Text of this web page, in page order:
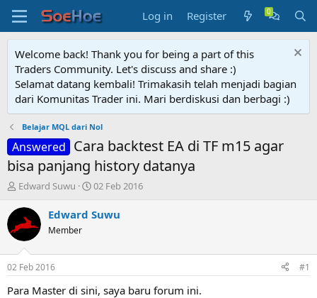
Log in Register
Welcome back! Thank you for being a part of this
Traders Community. Let's discuss and share :)
Selamat datang kembali! Trimakasih telah menjadi bagian
dari Komunitas Trader ini. Mari berdiskusi dan berbagi :)
Belajar MQL dari Nol
Answered Cara backtest EA di TF m15 agar
bisa panjang history datanya
T
r
e
d
s
t
a
Edward Suwu
S
a
t
e
02 Feb 2016
Edward Suwu
Member
02 Feb 2016 #1
Para Master di sini, saya baru forum ini.